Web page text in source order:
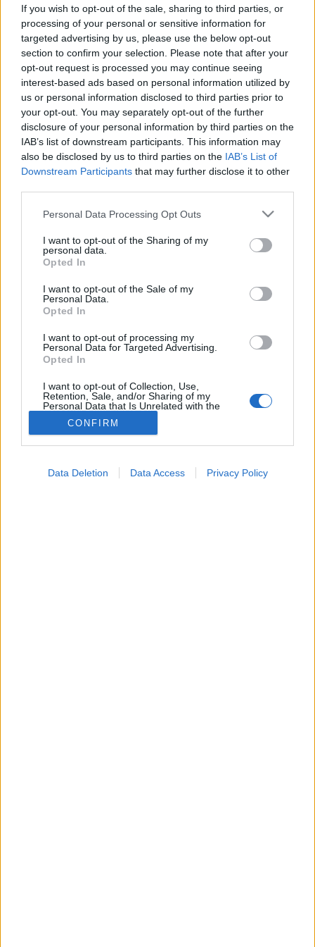
If you wish to opt-out of the sale, sharing to third parties, or
processing of your personal or sensitive information for
targeted advertising by us, please use the below opt-out
section to confirm your selection. Please note that after your
opt-out request is processed you may continue seeing
interest-based ads based on personal information utilized by
us or personal information disclosed to third parties prior to
your opt-out. You may separately opt-out of the further
disclosure of your personal information by third parties on the
IAB’s list of downstream participants. This information may
also be disclosed by us to third parties on the IAB’s List of
Downstream Participants that may further disclose it to other
Please note that this website/app uses one or more Google
not limited to your visit or usage behaviour. You may click to
grant or deny consent to Google and its third-party tags to
use your data for below specified purposes in below Google
consent section.
Personal Data Processing Opt Outs
I want to opt-out of the Sharing of my
personal data.
Opted In
I want to opt-out of the Sale of my
Personal Data.
Opted In
I want to opt-out of processing my
Personal Data for Targeted Advertising.
Opted In
I want to opt-out of Collection, Use,
Retention, Sale, and/or Sharing of my
Personal Data that Is Unrelated with the
Purposes for which it was collected.
Opted Out
CONFIRM
Data Deletion Data Access Privacy Policy
tekeredve a köldökzsinór, mit lehet
tenni? Az orvos válaszol
Orvos válaszol
2024. június 30. 09:19